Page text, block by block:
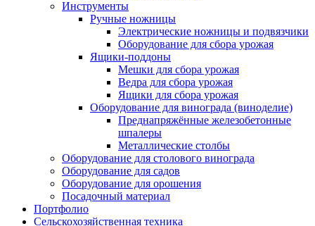
Инструменты
Ручные ножницы
Электрические ножницы и подвязчики
Оборудование для сбора урожая
Ящики-поддоны
Мешки для сбора урожая
Ведра для сбора урожая
Ящики для сбора урожая
Оборудование для винограда (виноделие)
Преднапряжённые железобетонные
шпалеры
Металлические столбы
Оборудование для столового винограда
Оборудование для садов
Оборудование для орошения
Посадочный материал
Портфолио
Сельскохозяйственная техника